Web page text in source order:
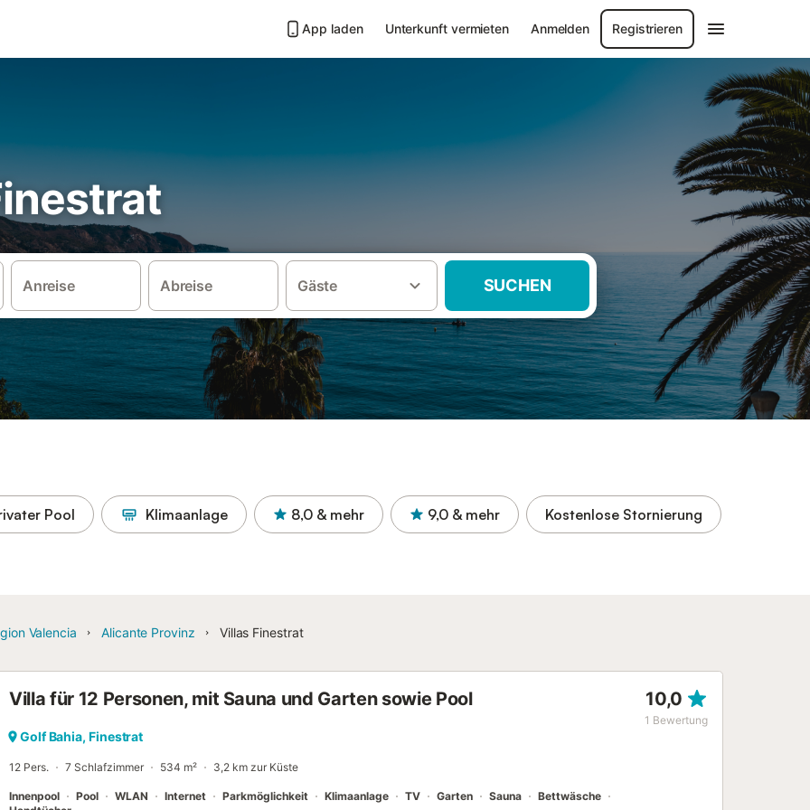
App laden Unterkunft vermieten Anmelden Registrieren
Anreise Abreise Gäste SUCHEN
Pool Klimaanlage 8,0 & mehr 9,0 & mehr Kostenlose Stornierung
Valencia Alicante Provinz Villas Finestrat
Villa für 12 Personen, mit Sauna und Garten sowie Pool 10,0
1 Bewertung
Golf Bahia, Finestrat
12 Pers. 7 Schlafzimmer 534 m² 3,2 km zur Küste
Innenpool Pool WLAN Internet Parkmöglichkeit Klimaanlage TV Garten Sauna
Bettwäsche